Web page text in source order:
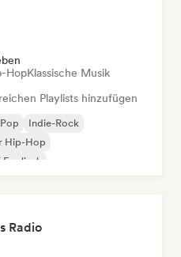
HopKlassische Musik
Playlists hinzufügen
Indie-Rock
Hip-Hop
Radio